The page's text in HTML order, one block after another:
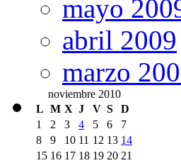
mayo
abril 2009
marzo
noviembre 2010
L M X J V S
D
1
2 3 4 5 6
7
8
9 10 11 12 13 14
15 16 17 18 19 20 21